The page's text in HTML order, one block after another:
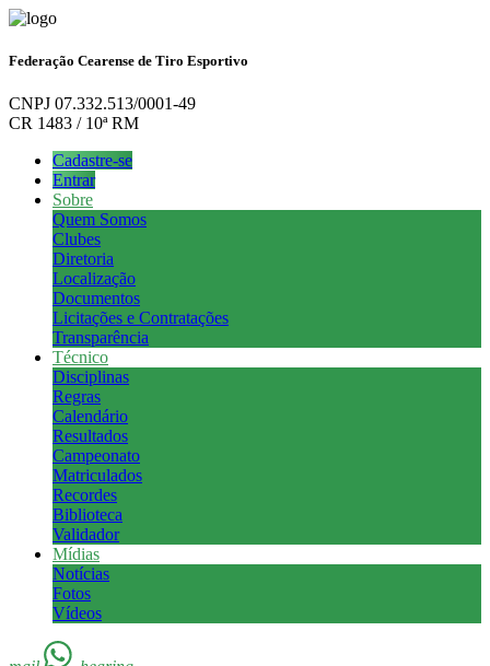
Federação Cearense de Tiro Esportivo
CNPJ 07.332.513/0001-49
CR 1483 / 10ª RM
Cadastre-se
Entrar
Sobre
Quem Somos
Clubes
Diretoria
Localização
Documentos
Licitações e Contratações
Transparência
Técnico
Disciplinas
Regras
Calendário
Resultados
Campeonato
Matriculados
Recordes
Biblioteca
Validador
Mídias
Notícias
Fotos
Vídeos